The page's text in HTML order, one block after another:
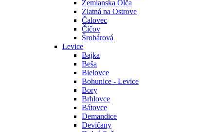
Zemianska Olča
Zlatná na Ostrove
Čalovec
Číčov
Šrobárová
Levice
Bajka
Beša
Bielovce
Bohunice - Levice
Bory
Brhlovce
Bátovce
Demandice
Devičany